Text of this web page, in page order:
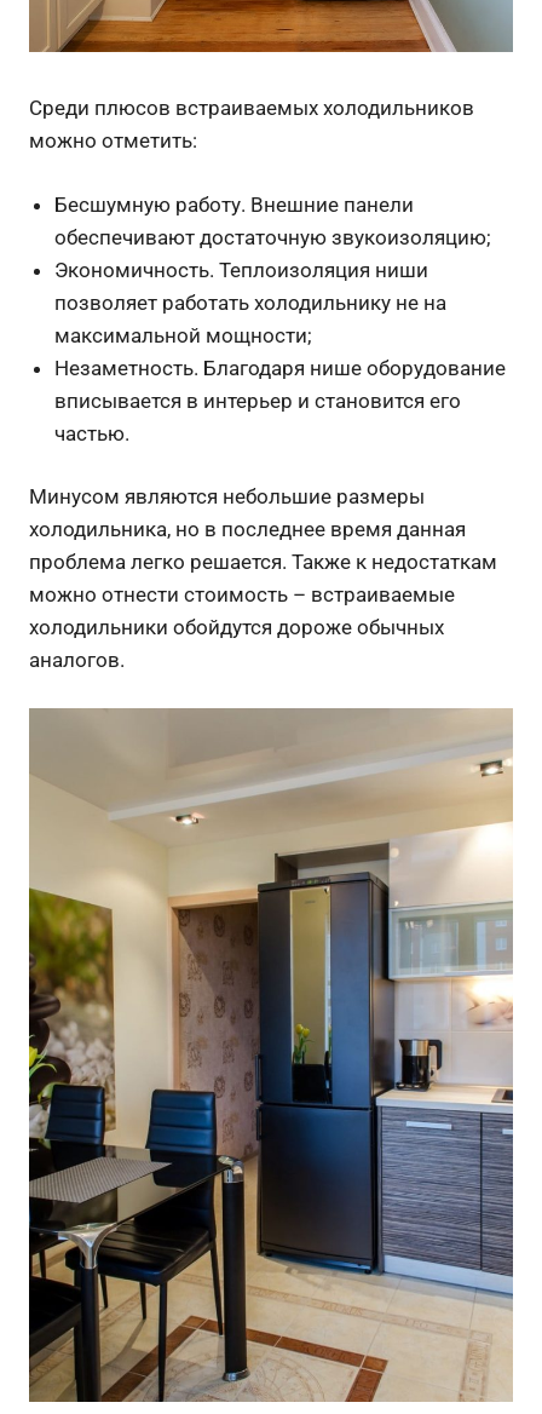
Среди плюсов встраиваемых холодильников
можно отметить:
Бесшумную работу. Внешние панели
обеспечивают достаточную звукоизоляцию;
Экономичность. Теплоизоляция ниши
позволяет работать холодильнику не на
максимальной мощности;
Незаметность. Благодаря нише оборудование
вписывается в интерьер и становится его
частью.
Минусом являются небольшие размеры
холодильника, но в последнее время данная
проблема легко решается. Также к недостаткам
можно отнести стоимость – встраиваемые
холодильники обойдутся дороже обычных
аналогов.